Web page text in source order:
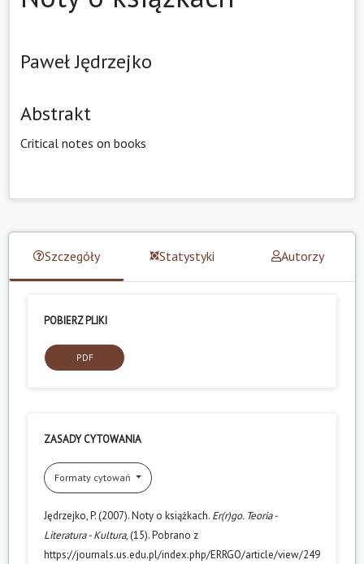
Paweł Jędrzejko
Abstrakt
Critical notes on books
Szczegóły Statystyki Autorzy
POBIERZ PLIKI
PDF
ZASADY CYTOWANIA
Formaty cytowań
Jędrzejko, P. (2007). Noty o książkach. Er(r)go. Teoria -
Literatura - Kultura, (15). Pobrano z
https://journals.us.edu.pl/index.php/ERRGO/article/view/249